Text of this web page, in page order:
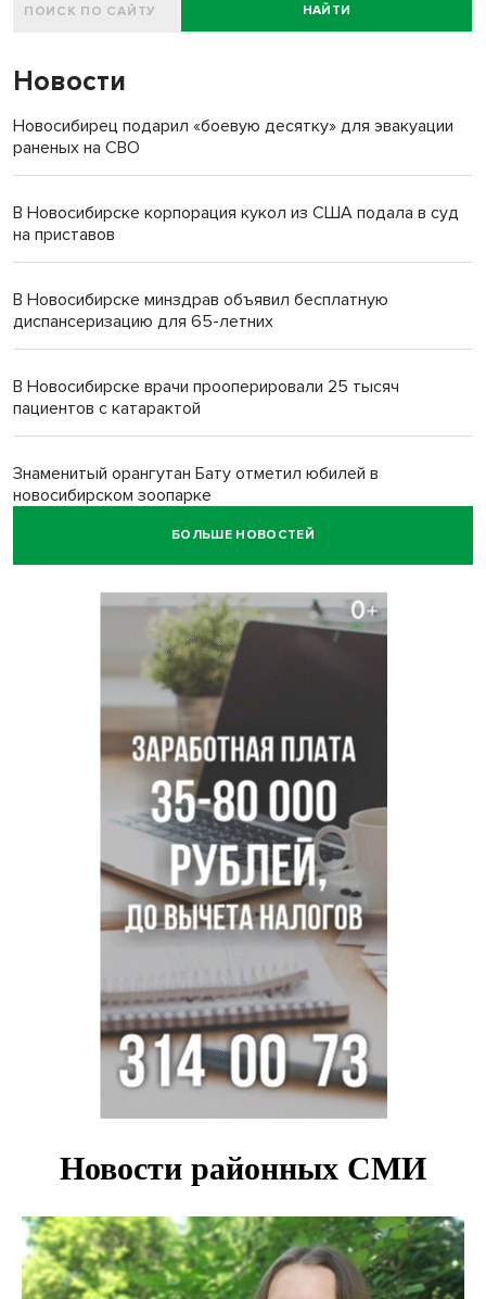
НАЙТИ
Новости
Новосибирец подарил «боевую десятку» для эвакуации
раненых на СВО
В Новосибирске корпорация кукол из США подала в суд
на приставов
В Новосибирске минздрав объявил бесплатную
диспансеризацию для 65-летних
В Новосибирске врачи прооперировали 25 тысяч
пациентов с катарактой
Знаменитый орангутан Бату отметил юбилей в
новосибирском зоопарке
БОЛЬШЕ НОВОСТЕЙ